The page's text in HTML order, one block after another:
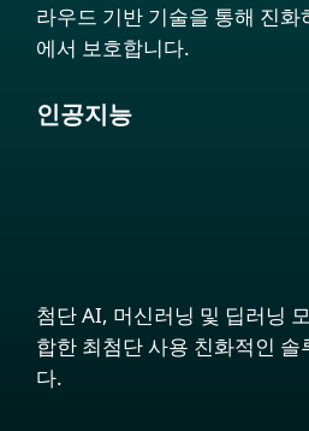
라우드 기반 기술을 통해 진화
에서 보호합니다.
인공지능
첨단 AI, 머신러닝 및 딥러닝
합한 최첨단 사용 친화적인 솔
다.